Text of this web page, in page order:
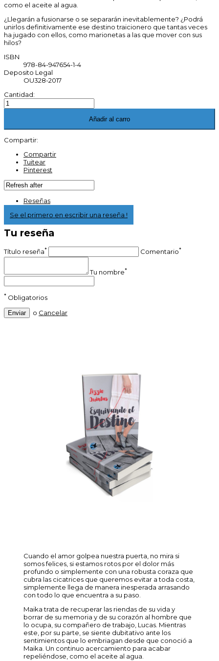
como el aceite al agua.
¿Llegarán a fusionarse o se separarán inevitablemente? ¿Podrá
unirlos definitivamente ese destino traicionero que tantas veces
ha jugado con ellos, como marionetas a las que mover con sus
hilos?
ISBN
978-84-947654-1-4
Deposito Legal
OU328-2017
Cantidad:
Añadir al carro
Compartir:
Compartir
Tuitear
Pinterest
Reseñas
Se el primero en escribir una reseña !
Tu reseña
Título reseña* Comentario*
Tu nombre*
* Obligatorios
Enviar o Cancelar
Cuando el amor golpea nuestra puerta, no mira si
somos felices, si estamos rotos por el dolor más
profundo o simplemente con una robusta coraza que
cubra las cicatrices que queremos evitar a toda costa,
simplemente llega de manera inesperada arrasando
con todo lo que encuentra a su paso.
Maika trata de recuperar las riendas de su vida y
borrar de su memoria y de su corazón al hombre que
lo ocupa, su compañero de trabajo, Lucas. Mientras
este, por su parte, se siente dubitativo ante los
sentimientos que lo embriagan desde que conoció a
Maika. Un continuo acercamiento para acabar
repeliéndose, como el aceite al agua.